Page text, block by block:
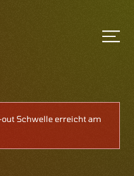
out Schwelle erreicht am